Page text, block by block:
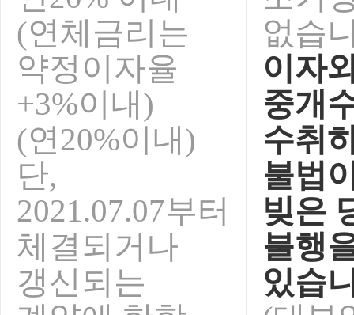
(연체금리는
약정이자율
+3%이내)
(연20%이내)
단,
2021.07.07부터
체결되거나
갱신되는
없습
이자
중개
수취
불법
빚은
불행
있습